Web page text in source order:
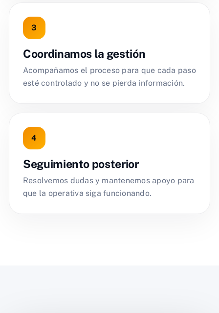
Coordinamos la gestión
Acompañamos el proceso para que cada paso
esté controlado y no se pierda información.
Seguimiento posterior
Resolvemos dudas y mantenemos apoyo para
que la operativa siga funcionando.